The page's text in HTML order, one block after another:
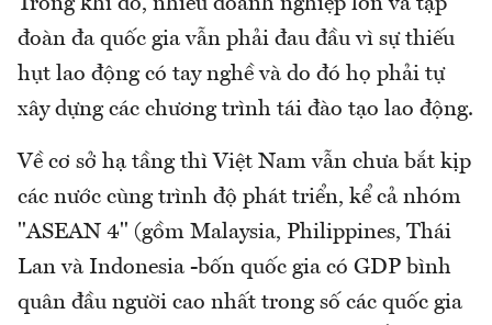
đoàn đa quốc gia vẫn phải đau đầu vì sự thiếu
hụt lao động có tay nghề và do đó họ phải tự
xây dựng các chương trình tái đào tạo lao động.
Về cơ sở hạ tầng thì Việt Nam vẫn chưa bắt kịp
các nước cùng trình độ phát triển, kể cả nhóm
"ASEAN 4" (gồm Malaysia, Philippines, Thái
Lan và Indonesia -bốn quốc gia có GDP bình
quân đầu người cao nhất trong số các quốc gia